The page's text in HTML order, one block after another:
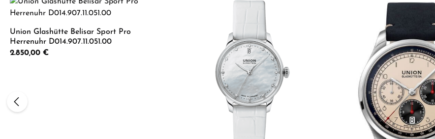
Union Glashütte Belisar Sport Pro
Herrenuhr D014.907.11.051.00
Regulärer Preis:
2.850,00 €
Produkt Anzahl: Gib den gewünschten Wert ein oder benutze die